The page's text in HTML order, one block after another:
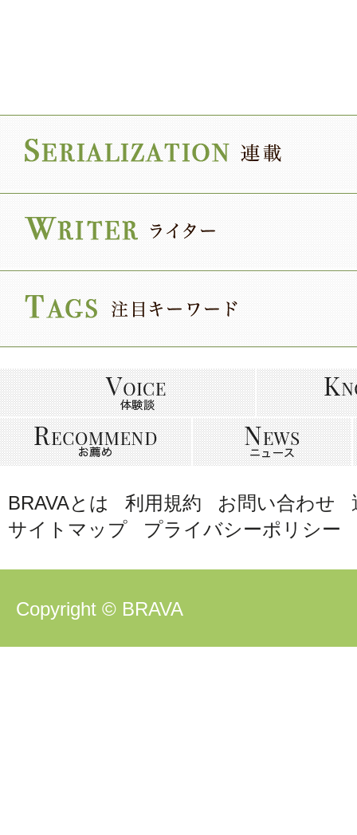
BRAVAとは 利用規約 お問い合わせ
サイトマップ
プライバシーポリシー
Copyright © BRAVA